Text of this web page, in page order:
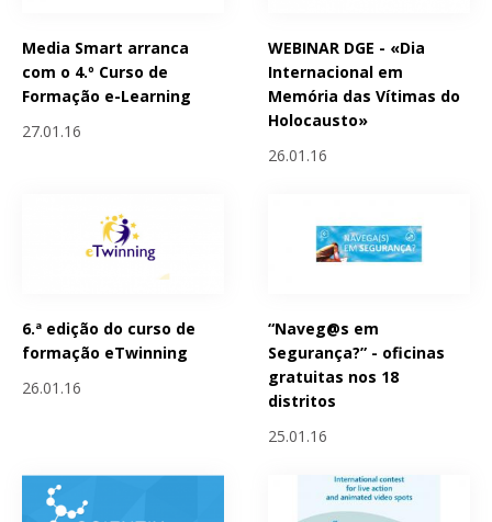
Media Smart arranca
com o 4.º Curso de
Formação e-Learning
27.01.16
WEBINAR DGE - «Dia
Internacional em
Memória das Vítimas do
Holocausto»
26.01.16
6.ª edição do curso de
formação eTwinning
26.01.16
“Naveg@s em
Segurança?” - oficinas
gratuitas nos 18
distritos
25.01.16